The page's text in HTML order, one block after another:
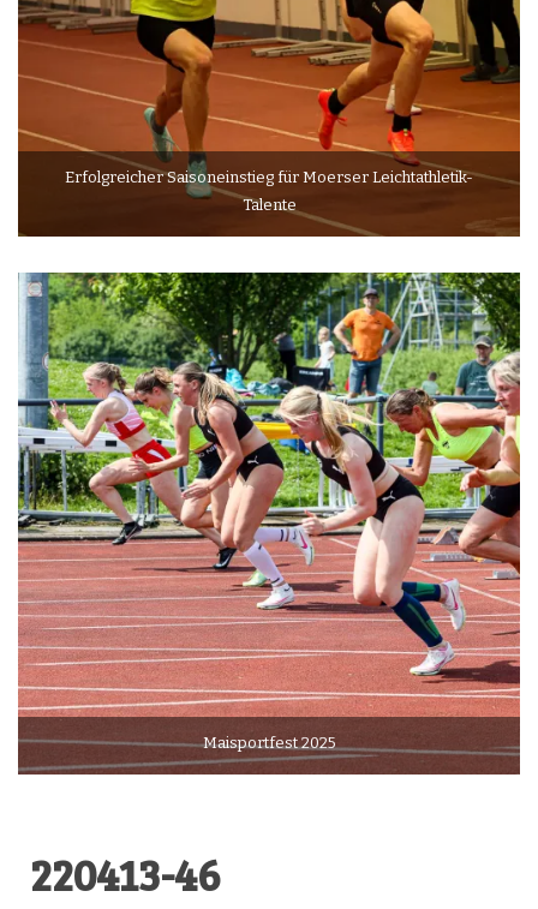
Erfolgreicher Saisoneinstieg für Moerser Leichtathletik-
Talente
Maisportfest 2025
220413-46